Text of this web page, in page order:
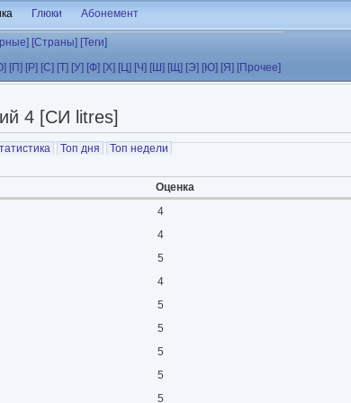
Глюки Абонемент
[Страны] [Теги]
[П] [Р] [С] [Т] [У] [Ф] [Х] [Ц] [Ч] [Ш] [Щ] [Э] [Ю] [Я] [Прочее]
4 [СИ litres]
Топ дня
Топ недели
Оценка
4
4
5
4
5
5
5
5
5